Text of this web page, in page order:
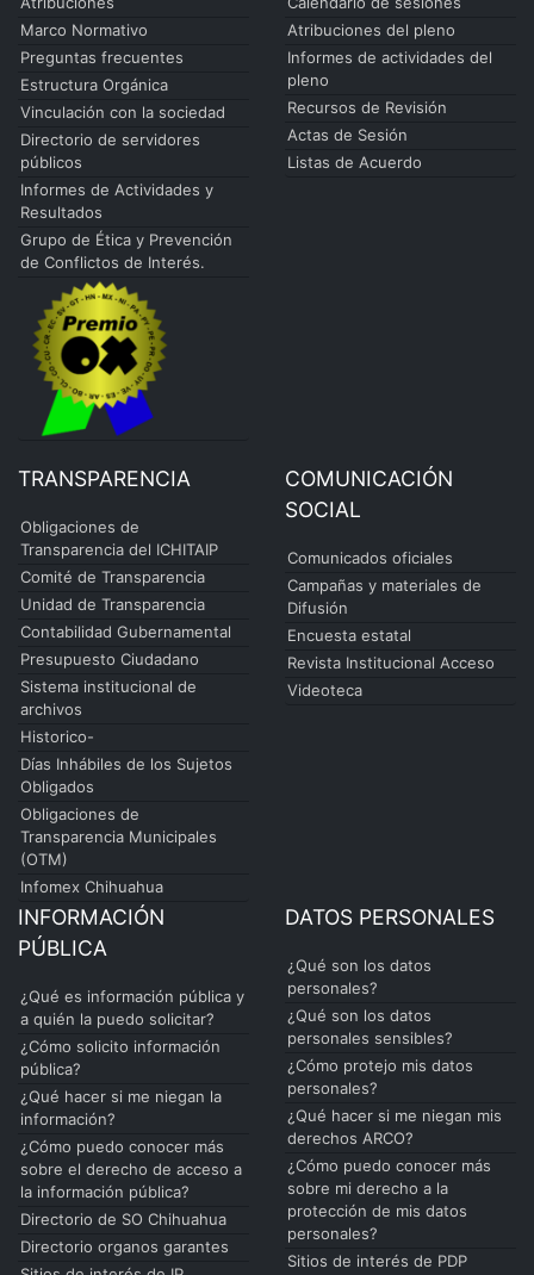
Marco Normativo
Preguntas frecuentes
Estructura Orgánica
Vinculación con la sociedad
Directorio de servidores
públicos
Informes de Actividades y
Resultados
Grupo de Ética y Prevención
de Conflictos de Interés.
Atribuciones del pleno
Informes de actividades del
pleno
Recursos de Revisión
Actas de Sesión
Listas de Acuerdo
TRANSPARENCIA
Obligaciones de
Transparencia del ICHITAIP
Comité de Transparencia
Unidad de Transparencia
Contabilidad Gubernamental
Presupuesto Ciudadano
Sistema institucional de
archivos
Historico-
Días Inhábiles de los Sujetos
Obligados
Obligaciones de
Transparencia Municipales
(OTM)
Infomex Chihuahua
COMUNICACIÓN
SOCIAL
Comunicados oficiales
Campañas y materiales de
Difusión
Encuesta estatal
Revista Institucional Acceso
Videoteca
INFORMACIÓN
PÚBLICA
¿Qué es información pública y
a quién la puedo solicitar?
¿Cómo solicito información
pública?
¿Qué hacer si me niegan la
información?
¿Cómo puedo conocer más
sobre el derecho de acceso a
la información pública?
Directorio de SO Chihuahua
Directorio organos garantes
DATOS PERSONALES
¿Qué son los datos
personales?
¿Qué son los datos
personales sensibles?
¿Cómo protejo mis datos
personales?
¿Qué hacer si me niegan mis
derechos ARCO?
¿Cómo puedo conocer más
sobre mi derecho a la
protección de mis datos
personales?
Sitios de interés de PDP